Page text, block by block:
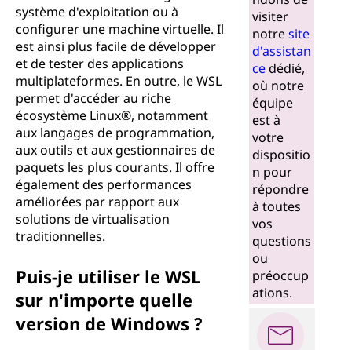
système d'exploitation ou à
configurer une machine virtuelle. Il
est ainsi plus facile de développer
et de tester des applications
multiplateformes. En outre, le WSL
permet d'accéder au riche
écosystème Linux®, notamment
aux langages de programmation,
aux outils et aux gestionnaires de
paquets les plus courants. Il offre
également des performances
améliorées par rapport aux
solutions de virtualisation
traditionnelles.
Puis-je utiliser le WSL
sur n'importe quelle
version de Windows ?
visiter
notresite
d'assistan
cedédié,
où notre
équipe
est à
votre
dispositio
n pour
répondre
à toutes
vos
questions
ou
préoccup
ations.